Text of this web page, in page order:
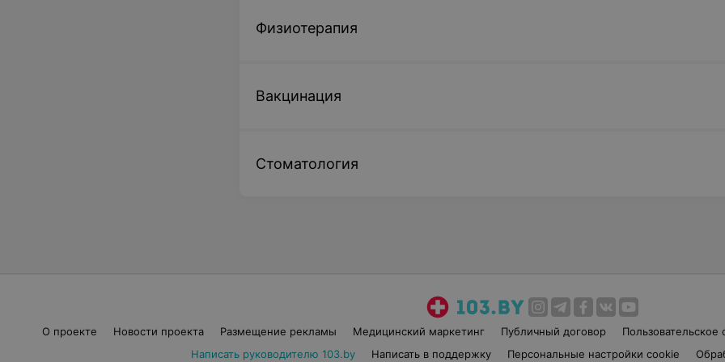
Физиотерапия
Вакцинация
Стоматология
О проекте Новости проекта Размещение рекламы Медицинский маркетинг Публичный договор
Пользовательское
Написать руководителю 103.by
Написать в поддержку Персональные настройки cookie